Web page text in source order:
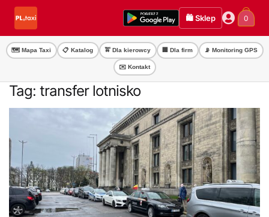
Przejdź
nawigacji
Przejdź
treści
🛍️ Sklep 0
🗺️ Mapa Taxi 📋 Katalog 🚖 Dla kierowcy 🏢 Dla firm 📡 Monitoring GPS
✉️ Kontakt
Tag: transfer lotnisko